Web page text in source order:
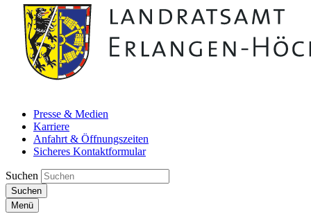
Presse & Medien
Karriere
Anfahrt & Öffnungszeiten
Sicheres Kontaktformular
Suchen
Suchen
Menü